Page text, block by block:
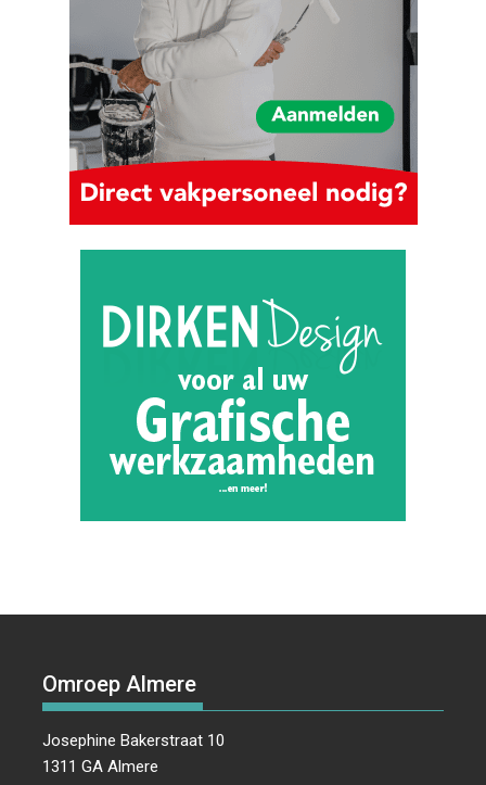
Omroep Almere
Josephine Bakerstraat 10
1311 GA Almere